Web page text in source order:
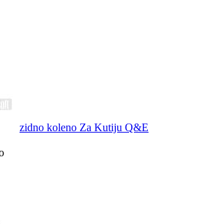
zidno koleno Za Kutiju Q&E